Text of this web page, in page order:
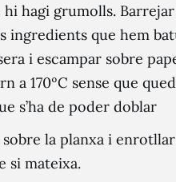
hagi grumolls.
ingredients que hem
i escampar sobre
a 170ºC sense que
s’ha de poder doblar
sobre la planxa i
si mateixa.